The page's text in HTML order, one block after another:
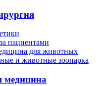
пациентами
для животных
и животные зоопарка
медицина